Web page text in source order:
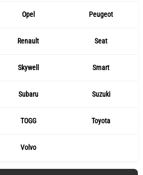
Opel Peugeot
Renault Seat
Skywell Smart
Subaru Suzuki
TOGG Toyota
Volvo